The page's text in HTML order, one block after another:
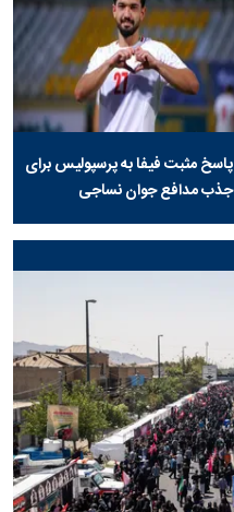
پاسخ مثبت فیفا به پرسپولیس برای
جذب مدافع جوان نساجی